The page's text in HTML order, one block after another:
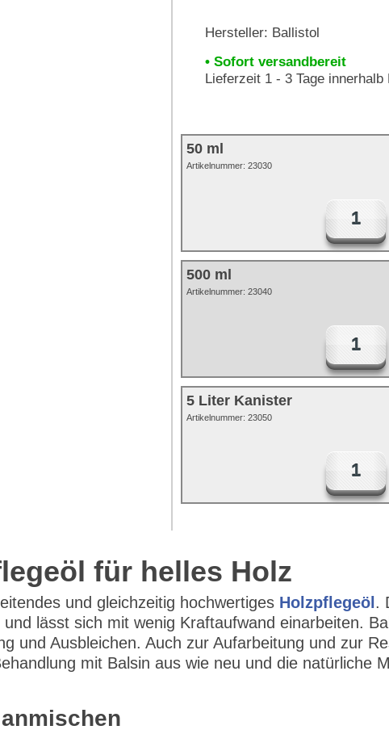
Hersteller: Ballistol
• Sofort versandbereit
Lieferzeit 1 - 3 Tage innerhalb
50 ml
Artikelnummer: 23030
500 ml
Artikelnummer: 23040
5 Liter Kanister
Artikelnummer: 23050
für helles Holz
und gleichzeitig hochwertiges Holzpflegeöl .
lässt sich mit wenig Kraftaufwand einarbeiten.
und Ausbleichen. Auch zur Aufarbeitung und zur
mit Balsin aus wie neu und die natürliche